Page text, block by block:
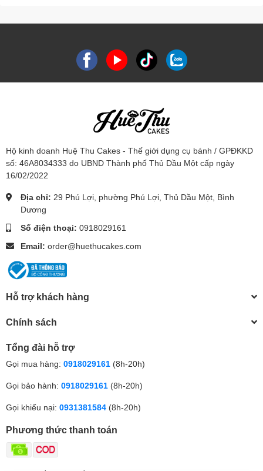
Hộ kinh doanh Huệ Thu Cakes - Thế giới dụng cụ bánh / GPĐKKD
số: 46A8034333 do UBND Thành phố Thủ Dầu Một cấp ngày
16/02/2022
Địa chỉ: 29 Phú Lợi, phường Phú Lợi, Thủ Dầu Một, Bình
Dương
Số điện thoại: 0918029161
Email: order@huethucakes.com
Hỗ trợ khách hàng
Chính sách
Tổng đài hỗ trợ
Gọi mua hàng: 0918029161 (8h-20h)
Gọi bảo hành: 0918029161 (8h-20h)
Gọi khiếu nại: 0931381584 (8h-20h)
Phương thức thanh toán